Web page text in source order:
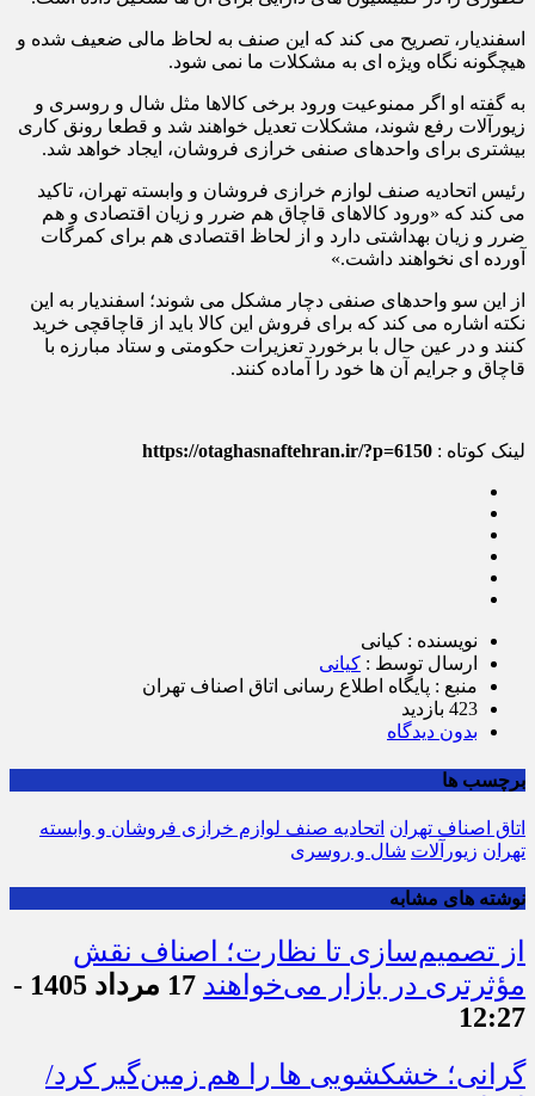
اسفندیار، تصریح می کند که این صنف به لحاظ مالی ضعیف شده و
هیچگونه نگاه ویژه ای به مشکلات ما نمی شود.
به گفته او اگر ممنوعیت ورود برخی کالاها مثل شال و روسری و
زیورآلات رفع شوند، مشکلات تعدیل خواهند شد و قطعا رونق کاری
بیشتری برای واحدهای صنفی خرازی فروشان، ایجاد خواهد شد.
رئیس اتحادیه صنف لوازم خرازی فروشان و وابسته تهران، تاکید
می کند که «ورود کالاهای قاچاق هم ضرر و زیان اقتصادی و هم
ضرر و زیان بهداشتی دارد و از لحاظ اقتصادی هم برای کمرگات
آورده ای نخواهند داشت.»
از این سو واحدهای صنفی دچار مشکل می شوند؛ اسفندیار به این
نکته اشاره می کند که برای فروش این کالا باید از قاچاقچی خرید
کنند و در عین حال با برخورد تعزیرات حکومتی و ستاد مبارزه با
قاچاق و جرایم آن ها خود را آماده کنند.
لینک کوتاه : https://otaghasnaftehran.ir/?p=6150
نویسنده : کیانی
ارسال توسط : کیانی
منبع : پایگاه اطلاع رسانی اتاق اصناف تهران
423 بازدید
بدون دیدگاه
برچسب ها
اتاق اصناف تهران اتحادیه صنف لوازم خرازی فروشان و وابسته
تهران زیورآلات شال و روسری
نوشته های مشابه
از تصمیم‌سازی تا نظارت؛ اصناف نقش
مؤثرتری در بازار می‌خواهند
17 مرداد 1405 -
12:27
گرانی؛ خشکشویی‌ ها را هم زمین‌گیر کرد/